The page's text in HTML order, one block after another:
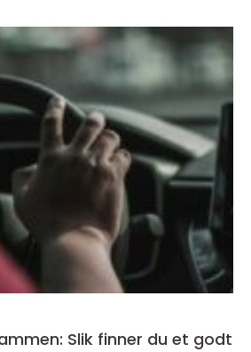
Slik finner du et godt